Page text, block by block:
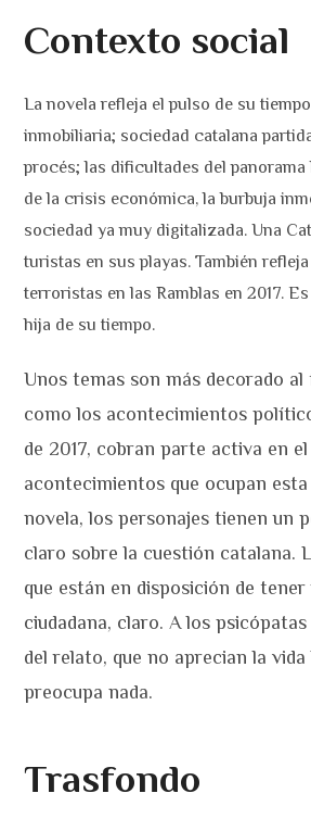
Contexto social
La novela refleja el pulso de su
inmobiliaria; sociedad catalana
procés; las dificultades del
de la crisis económica, la burbuja
sociedad ya muy digitalizada. Una
turistas en sus playas. También
terroristas en las Ramblas en 2017.
hija de su tiempo.
Unos temas son más decorado
como los acontecimientos
de 2017, cobran parte activa en
acontecimientos que ocupan
novela, los personajes tienen un
claro sobre la cuestión catalana.
que están en disposición de
ciudadana, claro. A los
del relato, que no aprecian la vida
preocupa nada.
Trasfondo